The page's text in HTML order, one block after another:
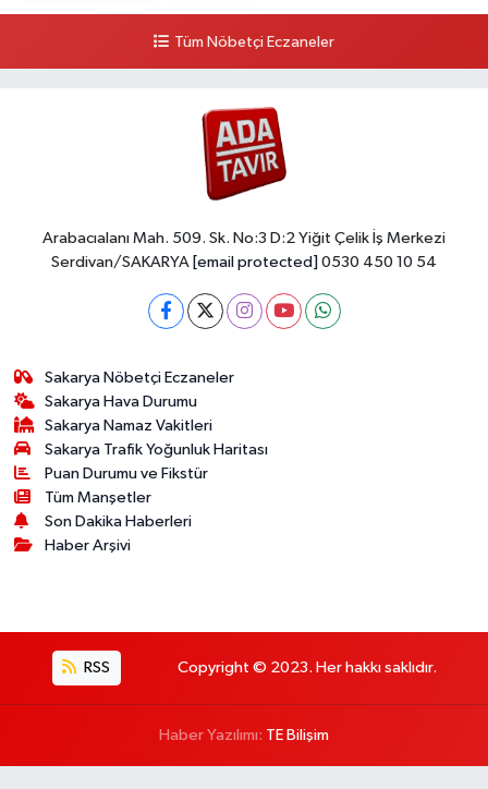
Tüm Nöbetçi Eczaneler
Arabacıalanı Mah. 509. Sk. No:3 D:2 Yiğit Çelik İş Merkezi
Serdivan/SAKARYA [email protected] 0530 450 10 54
Sakarya Nöbetçi Eczaneler
Sakarya Hava Durumu
Sakarya Namaz Vakitleri
Sakarya Trafik Yoğunluk Haritası
Puan Durumu ve Fikstür
Tüm Manşetler
Son Dakika Haberleri
Haber Arşivi
RSS Copyright © 2023. Her hakkı saklıdır.
Haber Yazılımı: TE Bilişim